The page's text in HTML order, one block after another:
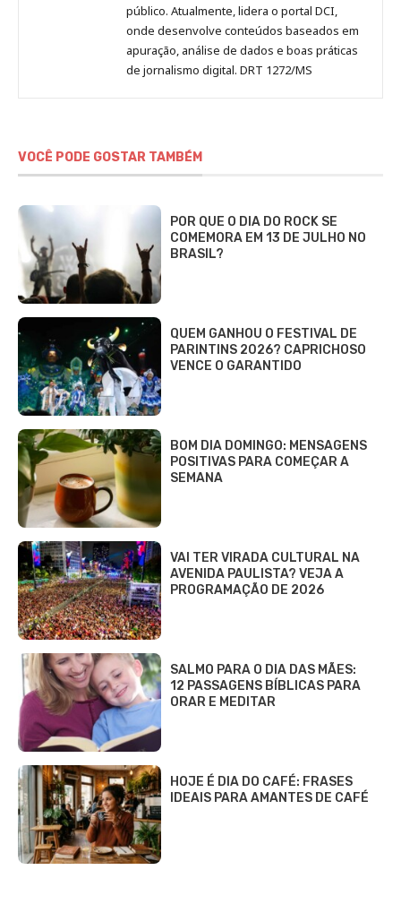
público. Atualmente, lidera o portal DCI,
onde desenvolve conteúdos baseados em
apuração, análise de dados e boas práticas
de jornalismo digital. DRT 1272/MS
VOCÊ PODE GOSTAR TAMBÉM
POR QUE O DIA DO ROCK SE
COMEMORA EM 13 DE JULHO NO
BRASIL?
QUEM GANHOU O FESTIVAL DE
PARINTINS 2026? CAPRICHOSO
VENCE O GARANTIDO
BOM DIA DOMINGO: MENSAGENS
POSITIVAS PARA COMEÇAR A
SEMANA
VAI TER VIRADA CULTURAL NA
AVENIDA PAULISTA? VEJA A
PROGRAMAÇÃO DE 2026
SALMO PARA O DIA DAS MÃES:
12 PASSAGENS BÍBLICAS PARA
ORAR E MEDITAR
HOJE É DIA DO CAFÉ: FRASES
IDEAIS PARA AMANTES DE CAFÉ